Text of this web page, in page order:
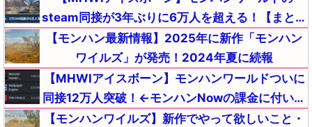
steam同接が3年ぶりに6万人を超える！【まとめ
速報】
【モンハン最新情報】2025年に新作「モンハン
ワイルズ」が発売！2024年夏に続報
【MHWIアイスボーン】モンハンワールドついに
同接12万人突破！←モンハンNowの課金に付いて
これない敗北者が流入中ｗｗｗ【まとめ速報攻
【モンハンワイルズ】新作でやって欲しいこと・